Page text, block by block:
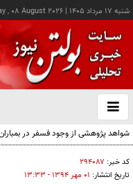
شنبه ۱۷ مرداد ۱۴۰۵ |
, 08 August 2026
باز
و
شواهد پژوهشی از وجود فسفر در
کد خبر: ۲۹۴۰۸۷
تاریخ انتشار: ۰۱ مهر ۱۳۹۴ - ۱۳:۳۳